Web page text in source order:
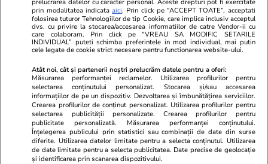
câștigătoare extrase duminică
prelucrarea datelor cu caracter personal. Aceste drepturi pot fi exercitate
prin modalitatea indicataaici. Prin click pe “ACCEPT TOATE”, acceptati
folosirea tuturor Tehnologiilor de tip Cookie, care implica inclusiv acceptul
dvs. cu privire la stocarea/accesarea informatiilor de catre Vendor-ii cu
care colaboram. Prin click pe “VREAU SA MODIFIC SETARILE
INDIVIDUAL” puteti schimba preferintele in mod individual, mai putin
cele legate de cookie strict necesare pentru functionarea website-ului.
Atât noi, cât și partenerii noștri prelucrăm datele pentru a oferi:
Măsurarea performanței reclamelor. Utilizarea profilurilor pentru
selectarea conținutului personalizat. Stocarea și/sau accesarea
informațiilor de pe un dispozitiv. Dezvoltarea și îmbunătățirea serviciilor.
Crearea profilurilor de conținut personalizat. Utilizarea profilurilor pentru
selectarea publicității personalizate. Crearea profilurilor pentru
publicitate personalizată. Măsurarea performanței conținutului.
Înțelegerea publicului prin statistici sau combinații de date din surse
diferite. Utilizarea datelor limitate pentru a selecta conținutul. Utilizarea
de date limitate pentru a selecta publicitatea. Date precise de geolocație
și identificarea prin scanarea dispozitivului.